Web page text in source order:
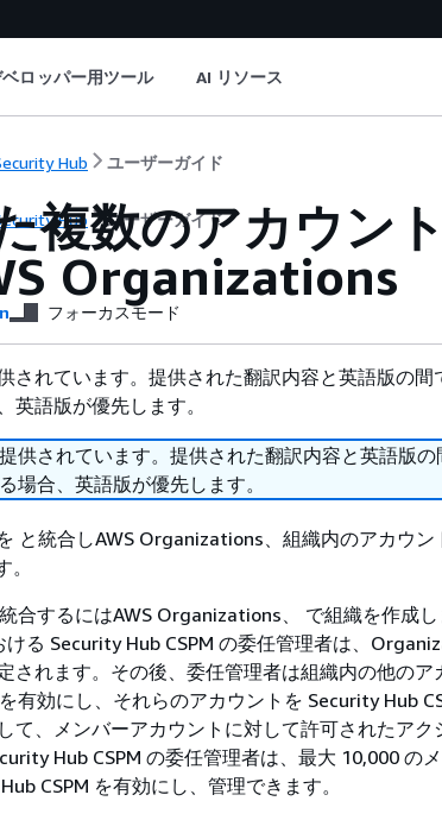
ロッパー用ツール AI リソース
Hub ユーザーガイド
Hub ユーザーガイド
複数のアカウン
Organizations
フォーカスモード
されています。提供された翻訳内容と英語版の間
英語版が優先します。
供されています。提供された翻訳内容と英語版の
場合、英語版が優先します。
と統合しAWS Organizations、組織内のアカウ
合するにはAWS Organizations、 で組織を作成し
る Security Hub CSPM の委任管理者は、
されます。その後、委任管理者は組織内の他のア
有効にし、それらのアカウントを Security Hub
て、メンバーアカウントに対して許可されたアク
Hub CSPM の委任管理者は、最大 10,000 の
CSPM を有効にし、管理できます。